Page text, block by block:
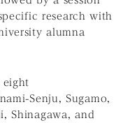
research with
alumna
eight
Senju, Sugamo,
Shinagawa, and